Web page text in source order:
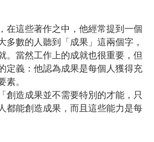
在這些著作之中，他經常提到一個
多數的人聽到「成果」這兩個字，
。當然工作上的成就也很重要，但
定義：他認為成果是每個人獲得充
素。
創造成果並不需要特別的才能，只
都能創造成果，而且這些能力是每